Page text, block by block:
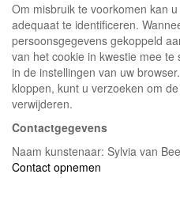
Om misbruik te voorkomen kan
adequaat te identificeren.
persoonsgegevens gekoppeld
van het cookie in kwestie mee
in de instellingen van uw
kloppen, kunt u verzoeken om
verwijderen.
Contactgegevens
Naam kunstenaar: Sylvia van
Contact opnemen